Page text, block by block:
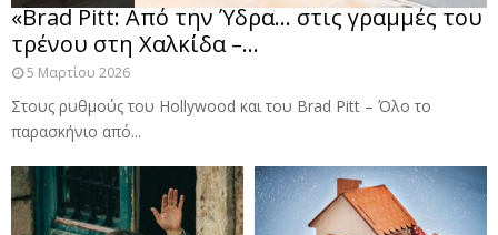
«Brad Pitt: Από την Ύδρα… στις γραμμές του
τρένου στη Χαλκίδα –...
5 Μαρτίου 2026
Στους ρυθμούς του Hollywood και του Brad Pitt – Όλο το
παρασκήνιο από...